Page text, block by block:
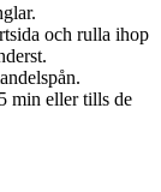
och rulla ihop
min eller tills de